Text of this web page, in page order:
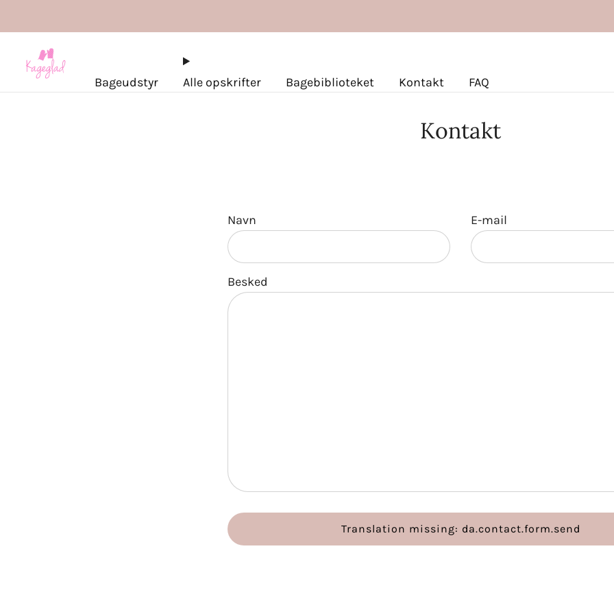
Bageudstyr Alle opskrifter Bagebiblioteket Kontakt FAQ
Kontakt
Navn E-mail
Besked